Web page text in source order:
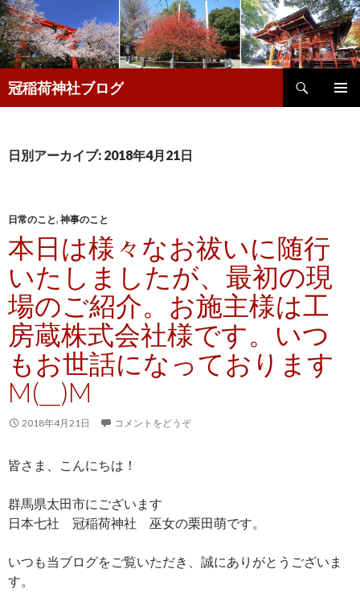
冠稲荷神社ブログ
索
ン
動
日別アーカイブ: 2018年4月21日
日常のこと, 神事のこと
本日は様々なお祓いに随行
いたしましたが、最初の現
場のご紹介。お施主様は工
房蔵株式会社様です。いつ
もお世話になっております
M(__)M
2018年4月21日 コメントをどうぞ
皆さま、こんにちは！
群馬県太田市にございます
日本七社 冠稲荷神社 巫女の栗田萌です。
いつも当ブログをご覧いただき、誠にありがとうございま
す。